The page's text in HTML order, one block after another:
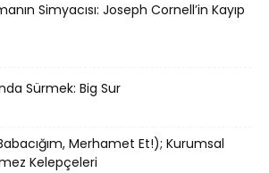
Simyacısı: Joseph Cornell’in Kayıp
Sürmek: Big Sur
Merhamet Et!); Kurumsal
Kelepçeleri